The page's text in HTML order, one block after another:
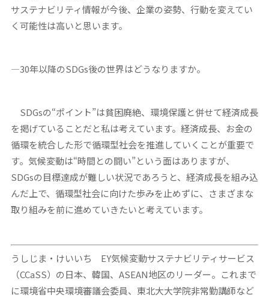
サステナビリティ情報が今後、企業の姿勢、行動を変えてい
く可能性は高いと思います。
―30年以降のSDGs後の世界はどうなりますか。
SDGsの“ポイント”は貧困廃絶、環境保護と併せて経済成長
を掲げていることだと私は考えています。経済成長、お金の
循環を統合した形で循環型社会を推進していくことが重要で
す。気候変動は“時間との闘い”という面はありますが、
SDGsの目標達成が難しい状況であろうと、経済成長を組み込
んだ上で、循環型社会に向けた歩みを止めずに、さまざまな
取り組みを前に進めていきたいと考えています。
うしじま・けいいち EY気候変動サステナビリティサービス
（CCaSS）の日本、韓国、ASEAN地区のリーダー。これまで
に環境省中央環境審議会委員、東北大大学院非常勤講師など